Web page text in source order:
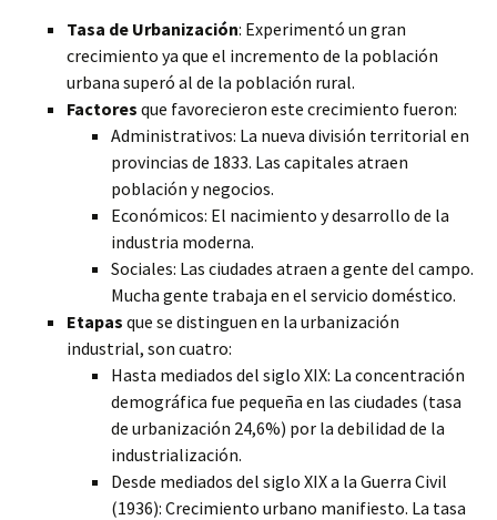
Tasa de Urbanización: Experimentó un gran
crecimiento ya que el incremento de la población
urbana superó al de la población rural.
Factores que favorecieron este crecimiento fueron:
Administrativos: La nueva división territorial en
provincias de 1833. Las capitales atraen
población y negocios.
Económicos: El nacimiento y desarrollo de la
industria moderna.
Sociales: Las ciudades atraen a gente del campo.
Mucha gente trabaja en el servicio doméstico.
Etapas que se distinguen en la urbanización
industrial, son cuatro:
Hasta mediados del siglo XIX: La concentración
demográfica fue pequeña en las ciudades (tasa
de urbanización 24,6%) por la debilidad de la
industrialización.
Desde mediados del siglo XIX a la Guerra Civil
(1936): Crecimiento urbano manifiesto. La tasa